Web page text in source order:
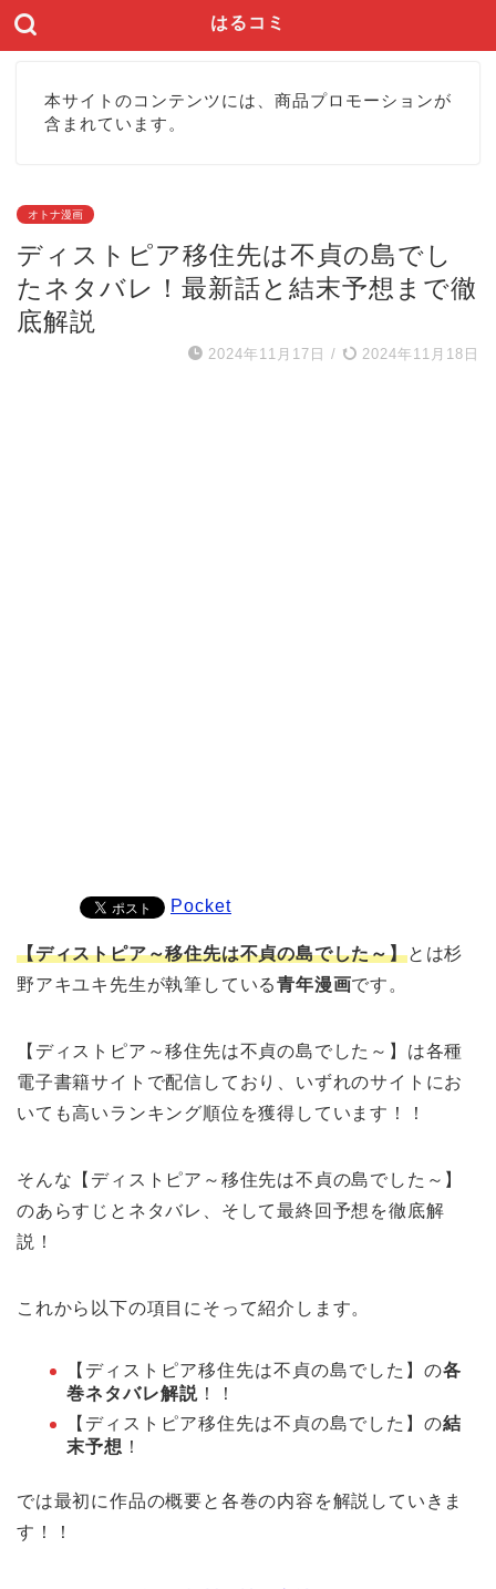
はるコミ
本サイトのコンテンツには、商品プロモーションが
含まれています。
オトナ漫画
ディストピア移住先は不貞の島でし
たネタバレ！最新話と結末予想まで徹
底解説
2024年11月17日 / 2024年11月18日
Pocket
【ディストピア～移住先は不貞の島でした～】とは杉
野アキユキ先生が執筆している青年漫画です。
【ディストピア～移住先は不貞の島でした～】は各種
電子書籍サイトで配信しており、いずれのサイトにお
いても高いランキング順位を獲得しています！！
そんな【ディストピア～移住先は不貞の島でした～】
のあらすじとネタバレ、そして最終回予想を徹底解
説！
これから以下の項目にそって紹介します。
【ディストピア移住先は不貞の島でした】の各
巻ネタバレ解説 ！！
【ディストピア移住先は不貞の島でした】の結
末予想 ！
では最初に作品の概要と各巻の内容を解説していきま
す！！